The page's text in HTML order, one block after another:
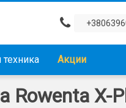
Акции
X-